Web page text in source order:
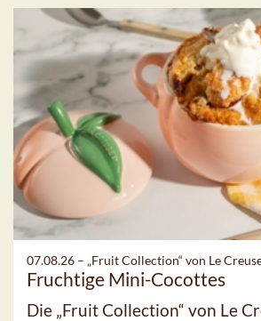
07.08.26 – „Fruit Collection“ von Le
Fruchtige Mini-Cocottes
Die „Fruit Collection“ von Le